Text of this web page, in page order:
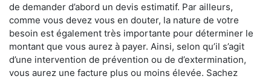
de demander d’abord un devis estimatif. Par ailleurs,
comme vous devez vous en douter, la nature de votre
besoin est également très importante pour déterminer le
montant que vous aurez à payer. Ainsi, selon qu’il s’agit
d’une intervention de prévention ou de d’extermination,
vous aurez une facture plus ou moins élevée. Sachez